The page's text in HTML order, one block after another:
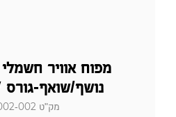
נושף/שואף-גורס 3000W
מק"ט 103002-002